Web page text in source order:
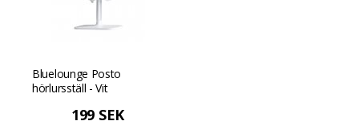
Bluelounge Posto
hörlursställ - Vit
199 SEK